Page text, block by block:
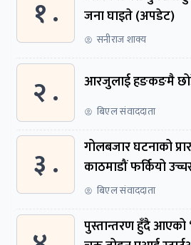
१ .
जना घाइते (अपडेट)
सनीराज शाक्य
२ . आरजुलाई हङकङमै
बिएल संवाददाता
३ .
गोलबजार घटनाको
काठमाडौं फर्कियो
बिएल संवाददाता
पुस्तान्तरण हुँदै आएको